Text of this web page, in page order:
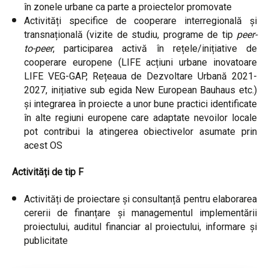
în zonele urbane ca parte a proiectelor promovate
Activități specifice de cooperare interregională și
transnațională (vizite de studiu, programe de tip peer-
to-peer, participarea activă în rețele/inițiative de
cooperare europene (LIFE acțiuni urbane inovatoare
LIFE VEG-GAP, Rețeaua de Dezvoltare Urbană 2021-
2027, inițiative sub egida New European Bauhaus etc.)
și integrarea în proiecte a unor bune practici identificate
în alte regiuni europene care adaptate nevoilor locale
pot contribui la atingerea obiectivelor asumate prin
acest OS
Activități de tip F
Activități de proiectare și consultanță pentru elaborarea
cererii de finanțare și managementul implementării
proiectului, auditul financiar al proiectului, informare și
publicitate